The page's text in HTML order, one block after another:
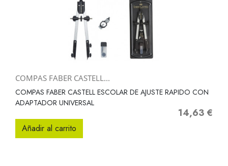
COMPAS FABER CASTELL...
COMPAS FABER CASTELL ESCOLAR DE AJUSTE RAPIDO CON
ADAPTADOR UNIVERSAL
Precio
14,63 €
Añadir al carrito